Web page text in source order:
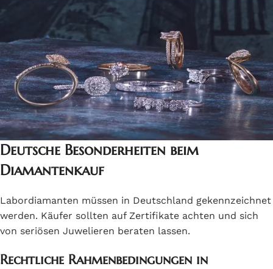
Deutsche Besonderheiten beim
Diamantenkauf
Labordiamanten müssen in Deutschland gekennzeichnet
werden. Käufer sollten auf Zertifikate achten und sich
von seriösen Juwelieren beraten lassen.
Rechtliche Rahmenbedingungen in